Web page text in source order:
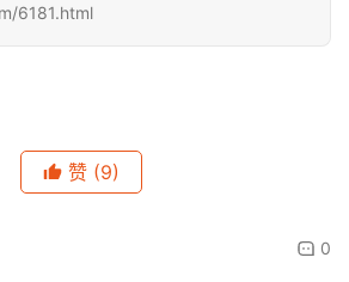
6181.html
赞 (9)
0